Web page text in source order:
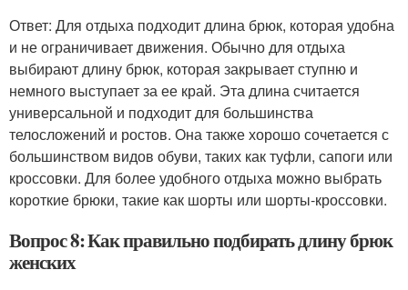
Ответ: Для отдыха подходит длина брюк, которая удобна
и не ограничивает движения. Обычно для отдыха
выбирают длину брюк, которая закрывает ступню и
немного выступает за ее край. Эта длина считается
универсальной и подходит для большинства
телосложений и ростов. Она также хорошо сочетается с
большинством видов обуви, таких как туфли, сапоги или
кроссовки. Для более удобного отдыха можно выбрать
короткие брюки, такие как шорты или шорты-кроссовки.
Вопрос 8: Как правильно подбирать длину брюк
женских